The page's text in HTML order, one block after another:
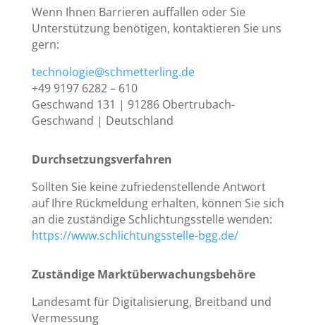
Wenn Ihnen Barrieren auffallen oder Sie
Unterstützung benötigen, kontaktieren Sie uns
gern:
technologie@schmetterling.de
+49 9197 6282 – 610
Geschwand 131 | 91286 Obertrubach-
Geschwand | Deutschland
Durchsetzungsverfahren
Sollten Sie keine zufriedenstellende Antwort
auf Ihre Rückmeldung erhalten, können Sie sich
an die zuständige Schlichtungsstelle wenden:
https://www.schlichtungsstelle-bgg.de/
Zuständige Marktüberwachungsbehöre
Landesamt für Digitalisierung, Breitband und
Vermessung